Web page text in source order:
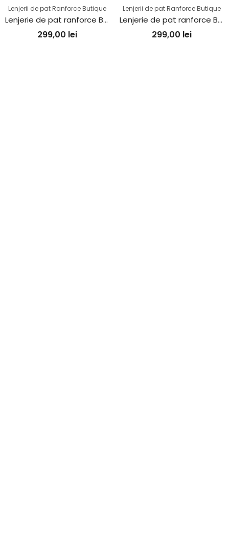
Lenjerii de pat Ranforce Butique
Lenjerie de pat ranforce Butique (ARAKIS V3)
299,00 lei
Lenjerii de pat Ranforce Butique
Lenjerie de pat ranforce Butique (OLEIN V2)
299,00 lei